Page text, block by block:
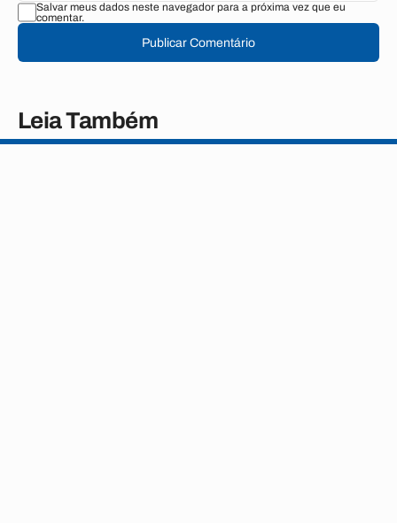
Salvar meus dados neste navegador para a próxima vez que eu
comentar.
Publicar Comentário
Leia Também